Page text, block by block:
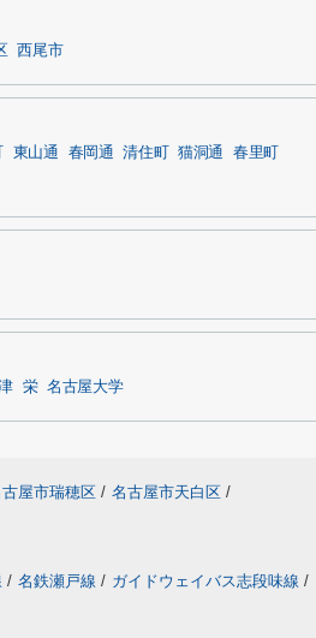
西尾市
東山通 春岡通 清住町 猫洞通
春里町
栄 名古屋大学
屋市瑞穂区 / 名古屋市天白区 /
/ 名鉄瀬戸線 / ガイドウェイバス志段味線 /